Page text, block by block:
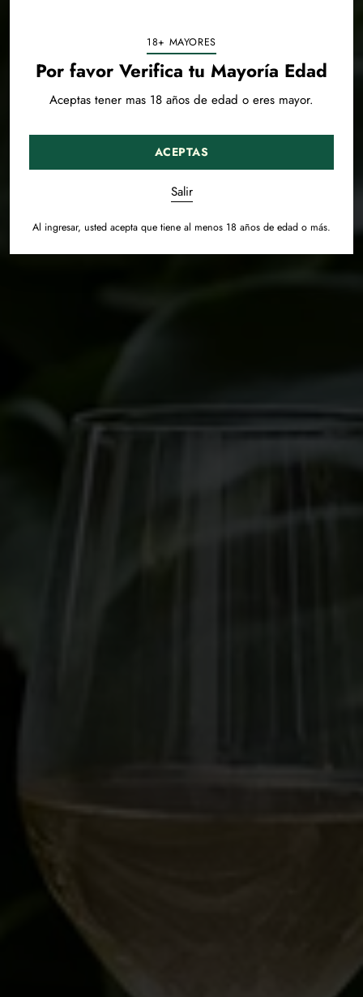
18+ MAYORES
Por favor Verifica tu Mayoría Edad
Aceptas tener mas 18 años de edad o eres mayor.
ACEPTAS
Salir
Al ingresar, usted acepta que tiene al menos 18 años de edad o más.